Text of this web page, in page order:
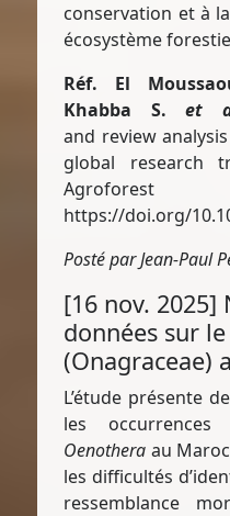
conservation et à
écosystème
Réf. El
Khabba S.et
and review
global research
https://doi.org/
Posté par Jean-Paul
[16 nov. 2025]
données sur
(Onagraceae)
L’étude présente
les
Oenothera au
les difficultés
ressemblance